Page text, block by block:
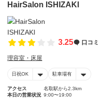
HairSalon ISHIZAKI
3.25 口コミ
理容室・床屋
日祝OK 駐車場有
アクセス
名取駅から2.3km
本日の営業状況 9:00〜19:00